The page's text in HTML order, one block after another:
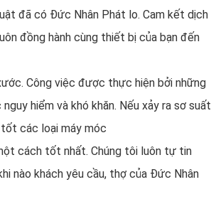
đã có Đức Nhân Phát lo. Cam kết dịch
đồng hành cùng thiết bị của bạn đến
Công việc được thực hiện bởi những
hiểm và khó khăn. Nếu xảy ra sơ suất
các loại máy móc
cách tốt nhất. Chúng tôi luôn tự tin
nào khách yêu cầu, thợ của Đức Nhân